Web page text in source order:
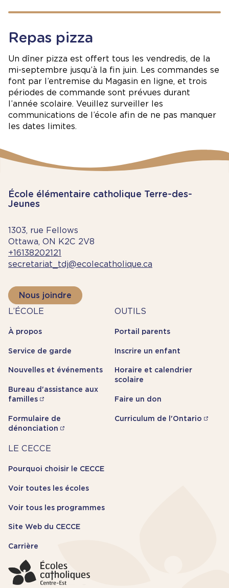
Repas pizza
Un dîner pizza est offert tous les vendredis, de la
mi-septembre jusqu’à la fin juin. Les commandes se
font par l’entremise du Magasin en ligne, et trois
périodes de commande sont prévues durant
l’année scolaire. Veuillez surveiller les
communications de l’école afin de ne pas manquer
les dates limites.
École élémentaire catholique Terre-des-
Jeunes
1303, rue Fellows
Ottawa, ON K2C 2V8
+16138202121
secretariat_tdj@ecolecatholique.ca
Nous joindre
À
propos
L’ÉCOLE
À propos
Service de garde
Nouvelles et événements
Bureau d'assistance aux
familles
Formulaire de
dénonciation
Outils
OUTILS
Portail parents
Inscrire un enfant
Horaire et calendrier
scolaire
Faire un don
Curriculum de l'Ontario
Carrière
LE CECCE
Pourquoi choisir le CECCE
Voir toutes les écoles
Voir tous les programmes
Site Web du CECCE
Carrière